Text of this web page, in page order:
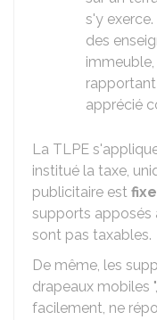
s'y
des
apprécié
La TLPE
institué la taxe,
publicitaire est fixe
supports apposés
sont pas taxables.
De même, les
drapeaux mobiles
facilement, ne